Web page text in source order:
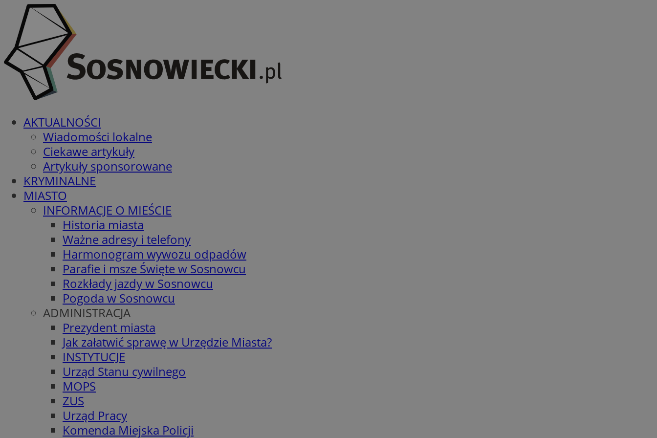
AKTUALNOŚCI
Wiadomości lokalne
Ciekawe artykuły
Artykuły sponsorowane
KRYMINALNE
MIASTO
INFORMACJE O MIEŚCIE
Historia miasta
Ważne adresy i telefony
Harmonogram wywozu odpadów
Parafie i msze Święte w Sosnowcu
Rozkłady jazdy w Sosnowcu
Pogoda w Sosnowcu
ADMINISTRACJA
Prezydent miasta
Jak załatwić sprawę w Urzędzie Miasta?
INSTYTUCJE
Urząd Stanu cywilnego
MOPS
ZUS
Urząd Pracy
Komenda Miejska Policji